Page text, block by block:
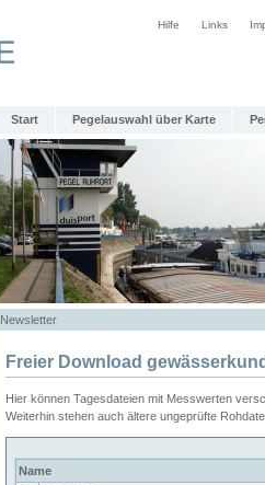
Hilfe Links
Start Pegelauswahl über Karte
Newsletter
Freier Download
Hier können Tagesdateien mit Messwerten
Weiterhin stehen auch ältere ungeprüfte
Name